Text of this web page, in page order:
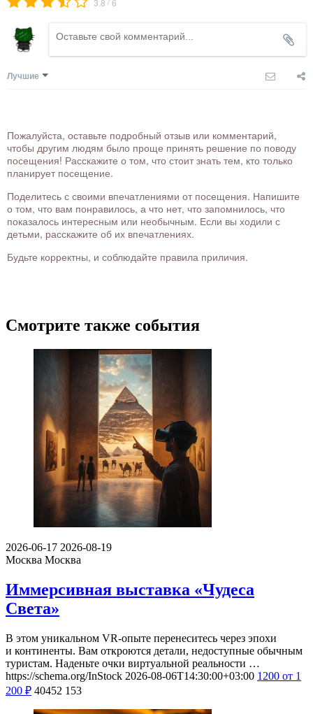
3.8 6
Лучшие
Пожалуйста, оставьте подробный отзыв или комментарий,
чтобы другим людям было проще принять решение по поводу
посещения! Расскажите о том, что стоит знать тем, кто только
планирует посещение.
Поделитесь с своими впечатлениями от посещения. Напишите
о том, что вам понравилось, а что нет, что запомнилось, что
показалось интересным или необычным. Если вы ходили с
детьми, расскажите об их впечатлениях.
Будьте корректны, и соблюдайте правила приличия.
Смотрите также события
2026-06-17 2026-08-19
Москва Москва
Иммерсивная выставка «Чудеса
Света»
В этом уникальном VR-опыте перенеситесь через эпохи
и континенты. Вам откроются детали, недоступные обычным
туристам. Наденьте очки виртуальной реальности …
https://schema.org/InStock 2026-08-06T14:30:00+03:00 1200 от 1
200 ₽ 40452 153